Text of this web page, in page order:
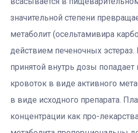
значительной степени
метаболит (осельтамивира
действием печеночных
принятой внутрь дозы
кровоток в виде активного
в виде исходного препарата.
концентрации как про-